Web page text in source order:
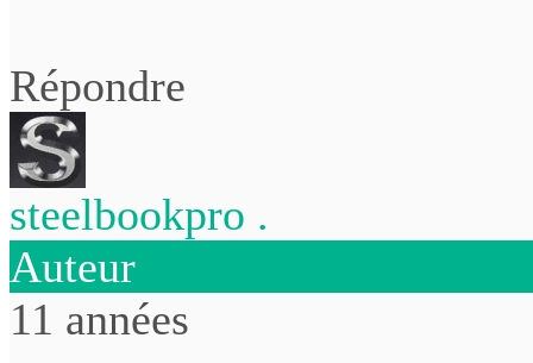
Répondre
steelbookpro .
Auteur
11 années